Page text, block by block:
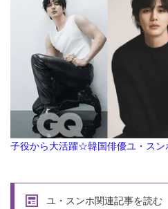
子役から大活躍☆韓国俳優ユ・スン
ユ・スンホ関連記事を読む